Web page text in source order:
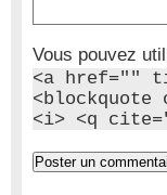
Vous pouvez
<a href=""
<blockquote
<i> <q